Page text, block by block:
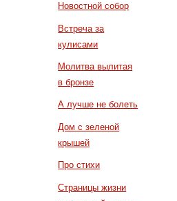
Новостной собор
Встреча за
кулисами
Молитва вылитая
в бронзе
А лучше не болеть
Дом с зеленой
крышей
Про стихи
Страницы жизни